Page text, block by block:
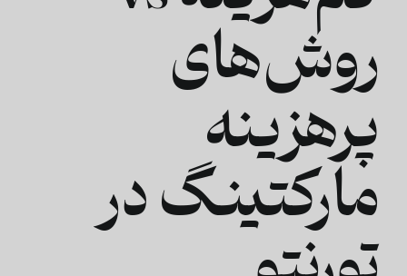
روش‌های
پرهزینه
مارکتینگ در